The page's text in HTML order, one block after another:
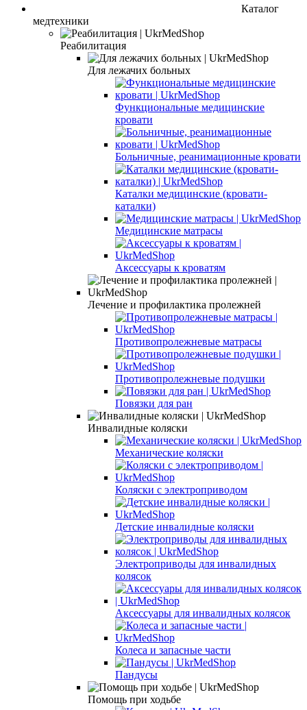
Каталог
медтехники
Реабилитация
Для лежачих больных
Функциональные медицинские
кровати
Больничные, реанимационные кровати
Каталки медицинские (кровати-
каталки)
Медицинские матрасы
Аксессуары к кроватям
Лечение и профилактика пролежней
Противопролежневые матрасы
Противопролежневые подушки
Повязки для ран
Инвалидные коляски
Механические коляски
Коляски с электроприводом
Детские инвалидные коляски
Электроприводы для инвалидных
колясок
Аксессуары для инвалидных колясок
Колеса и запасные части
Пандусы
Помощь при ходьбе